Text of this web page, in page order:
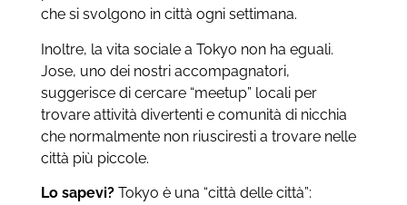
che si svolgono in città ogni settimana.
Inoltre, la vita sociale a Tokyo non ha eguali.
Jose, uno dei nostri accompagnatori,
suggerisce di cercare “meetup” locali per
trovare attività divertenti e comunità di nicchia
che normalmente non riusciresti a trovare nelle
città più piccole.
Lo sapevi?Tokyo è una “città delle città”: